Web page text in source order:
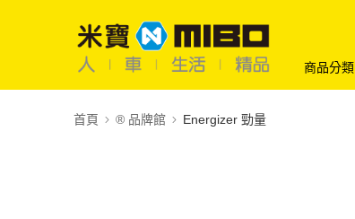
商品分類
首頁 ®️ 品牌館 Energizer 勁量